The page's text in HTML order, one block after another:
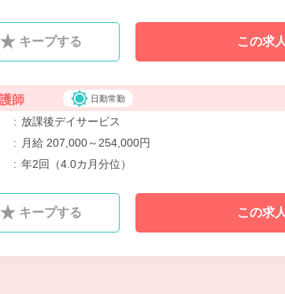
キープする この求
師 日勤常勤
: 放課後デイサービス
:
月給 207,000～254,000円
: 年2回（4.0カ月分位）
キープする この求